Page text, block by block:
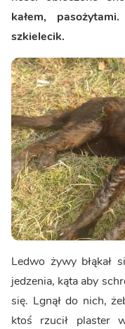
kałem,
szkielecik.
Ledwo żywy błąkał
jedzenia, kąta aby
się. Lgnął do nich,
ktoś rzucił plaster